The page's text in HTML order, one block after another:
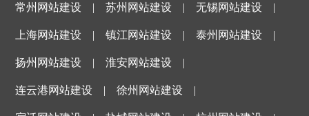
常州网站建设 |苏州网站建设 |无锡网站建设 |
上海网站建设 |镇江网站建设 |泰州网站建设 |
扬州网站建设 |淮安网站建设 |
连云港网站建设 |徐州网站建设 |